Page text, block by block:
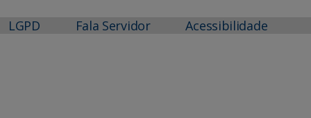
LGPD Fala Servidor Acessibilidade